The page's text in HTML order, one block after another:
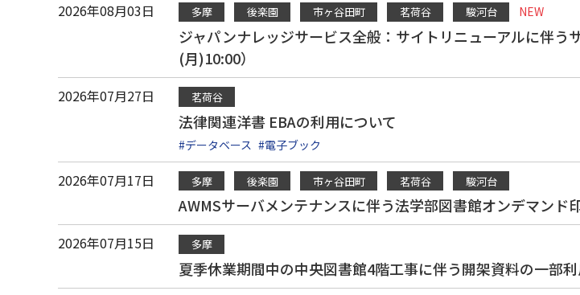
2026年08月03日 多摩 後楽園 市ヶ谷田町 茗荷谷 駿河台 NEW
ジャパンナレッジサービス全般：サイトリニューアルに伴
(月)10:00）
2026年07月27日 茗荷谷
法律関連洋書 EBAの利用について
#データベース #電子ブック
2026年07月17日 多摩 後楽園 市ヶ谷田町 茗荷谷 駿河台
AWMSサーバメンテナンスに伴う法学部図書館オンデマンド
2026年07月15日 多摩
夏季休業期間中の中央図書館4階工事に伴う開架資料の一部